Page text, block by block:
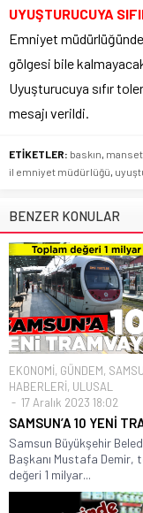
UYUŞTURUCUYA
Emniyet
gölgesi bile
Uyuşturucuya sıfır
mesajı verildi.
ETİKETLER: baskın, manset
il emniyet müdürlüğü,
BENZER KONULAR
EKONOMİ, GÜNDEM,
HABERLERİ, ULUSAL
17 Aralık 2023 18:02
SAMSUN’A 10 YENİ
Samsun Büyükşehir
Başkanı Mustafa Demir,
değeri 1 milyar...